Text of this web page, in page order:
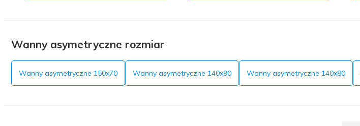
Wanny asymetryczne rozmiar
Wanny asymetryczne 150x70 Wanny asymetryczne 140x90 Wanny asymetryczne 140x80